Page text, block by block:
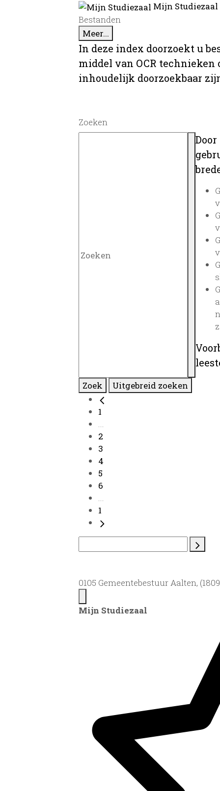
Mijn
Bestanden
Meer...
In deze index doorzoekt u
middel van OCR
inhoudelijk doorzoekbaar
Zoeken
Zoek Uitgebreid zoeken
1
...
2
3
4
5
6
...
1
0105 Gemeentebestuur Aalten,
Mijn Studiezaal